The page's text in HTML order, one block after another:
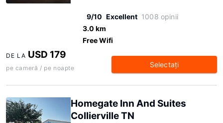
9/10 Excellent 1008 opinii
3.0 km
Free Wifi
DE LA USD 179
pe cameră / pe noapte Selectaţi
Homegate Inn And Suites
Collierville TN